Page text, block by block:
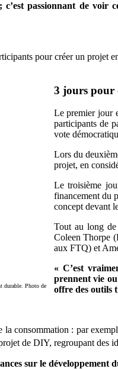
c’est passionnant de
pour créer un projet
durable. Photo de
3 jours pour
Le premier jour
participants de
vote
Lors du
projet, en
Le troisième
financement du
concept devant
Tout au long de
Coleen Thorpe
aux FTQ) et
« C’est
prennent vie
offre des outils
consommation : par
de DIY, regroupant des
sur le